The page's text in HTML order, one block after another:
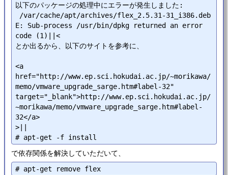
以下のパッケージの処理中にエラーが発生しました:
E: Sub-process /usr/bin/dpkg returned an error
code (1)||<
とか出るから、以下のサイトを参考に、
<a
href="http://www.ep.sci.hokudai.ac.jp/~morikawa/
memo/vmware_upgrade_sarge.htm#label-32"
target="_blank">http://www.ep.sci.hokudai.ac.jp/
~morikawa/memo/vmware_upgrade_sarge.htm#label-
32</a>
>||
で依存関係を解決していただいて、